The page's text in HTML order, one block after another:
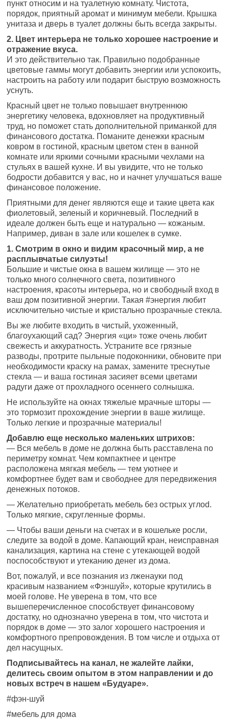
пункт относим и на туалетную комнату. Чистота,
порядок, приятный аромат и минимум мебели. Крышка
унитаза и дверь в туалет должны быть всегда закрыты.
2. Цвет интерьера не только хорошее настроение и
отражение вкуса.
И это действительно так. Правильно подобранные
цветовые гаммы могут добавить энергии или успокоить,
настроить на работу или подарит быструю возможность
уснуть.
Красный цвет не только повышает внутреннюю
энергетику человека, вдохновляет на продуктивный
труд, но поможет стать дополнительной приманкой для
финансового достатка. Поманите денежки красным
ковром в гостиной, красным цветом стен в ванной
комнате или яркими сочными красными чехлами на
стульях в вашей кухне. И вы увидите, что не только
бодрости добавится у вас, но и начнет улучшаться ваше
финансовое положение.
Приятными для денег являются еще и такие цвета как
фиолетовый, зеленый и коричневый. Последний в
идеале должен быть еще и натурально — кожаным.
Например, диван в зале или кошелек в сумке.
1. Смотрим в окно и видим красочный мир, а не
расплывчатые силуэты!
Большие и чистые окна в вашем жилище — это не
только много солнечного света, позитивного
настроения, красоты интерьера, но и свободный вход в
ваш дом позитивной энергии. Такая #энергия любит
исключительно чистые и кристально прозрачные стекла.
Вы же любите входить в чистый, ухоженный,
благоухающий сад? Энергия «ци» тоже очень любит
свежесть и аккуратность. Устраните все грязные
разводы, протрите пыльные подоконники, обновите при
необходимости краску на рамах, замените треснутые
стекла — и ваша гостиная засияет всеми цветами
радуги даже от прохладного осеннего солнышка.
Не используйте на окнах тяжелые мрачные шторы —
это тормозит прохождение энергии в ваше жилище.
Только легкие и прозрачные материалы!
Добавлю еще несколько маленьких штрихов:
— Вся мебель в доме не должна быть расставлена по
периметру комнат. Чем компактнее и центре
расположена мягкая мебель — тем уютнее и
комфортнее будет вам и свободнее для передвижения
денежных потоков.
— Желательно приобретать мебель без острых углоd.
Только мягкие, скругленные формы.
— Чтобы ваши деньги на счетах и в кошельке росли,
следите за водой в доме. Капающий кран, неисправная
канализация, картина на стене с утекающей водой
поспособствуют и утеканию денег из дома.
Вот, пожалуй, и все познания из лженауки под
красивым названием «Фэншуй», которые крутились в
моей голове. Не уверена в том, что все
вышеперечисленное способствует финансовому
достатку, но однозначно уверена в том, что чистота и
порядок в доме — это залог хорошего настроения и
комфортного препровождения. В том числе и отдыха от
дел насущных.
Подписывайтесь на канал, не жалейте лайки,
делитесь своим опытом в этом направлении и до
новых встреч в нашем «Будуаре».
#фэн-шуй
#мебель для дома